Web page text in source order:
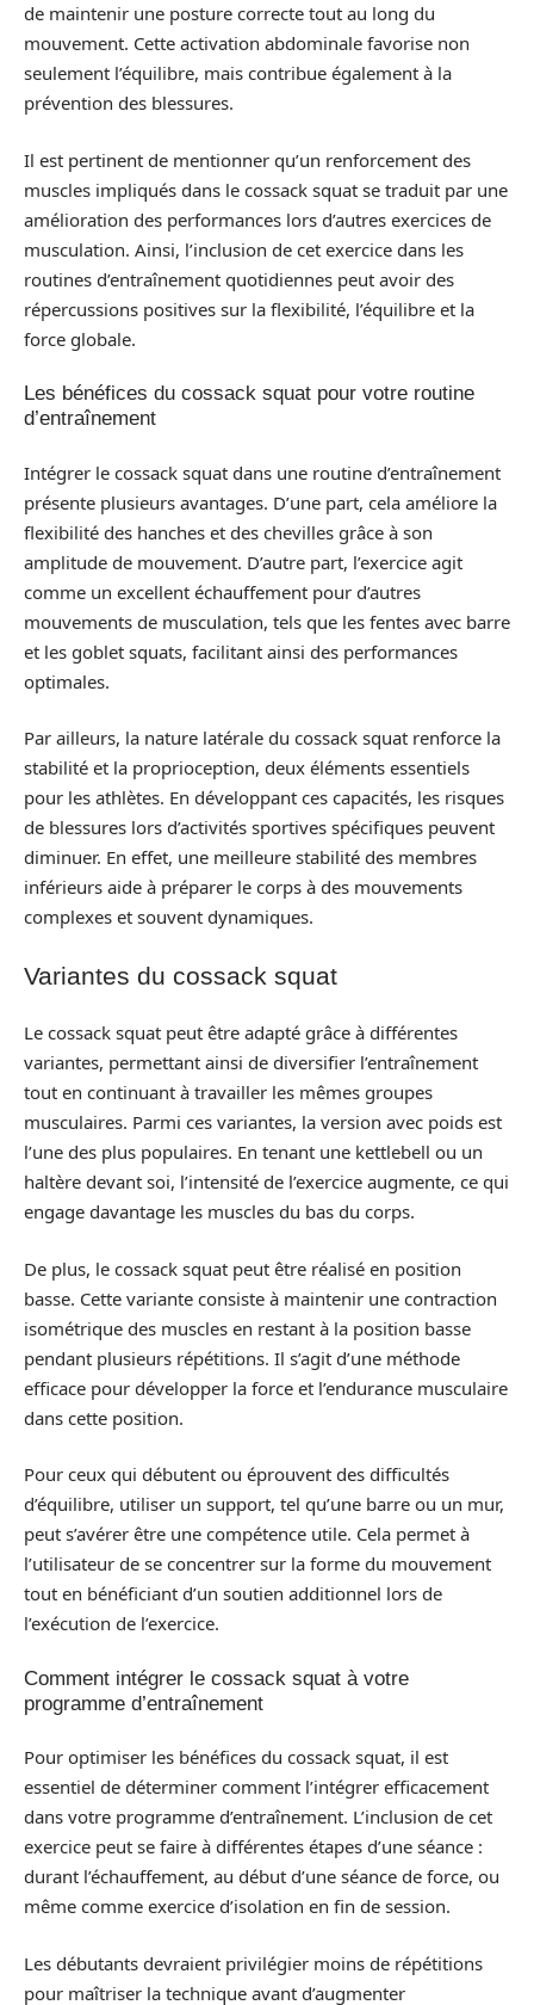
de maintenir une posture correcte tout au long du
mouvement. Cette activation abdominale favorise non
seulement l’équilibre, mais contribue également à la
prévention des blessures.
Il est pertinent de mentionner qu’un renforcement des
muscles impliqués dans le cossack squat se traduit par une
amélioration des performances lors d’autres exercices de
musculation. Ainsi, l’inclusion de cet exercice dans les
routines d’entraînement quotidiennes peut avoir des
répercussions positives sur la flexibilité, l’équilibre et la
force globale.
Les bénéfices du cossack squat pour votre routine
d’entraînement
Intégrer le cossack squat dans une routine d’entraînement
présente plusieurs avantages. D’une part, cela améliore la
flexibilité des hanches et des chevilles grâce à son
amplitude de mouvement. D’autre part, l’exercice agit
comme un excellent échauffement pour d’autres
mouvements de musculation, tels que les fentes avec barre
et les goblet squats, facilitant ainsi des performances
optimales.
Par ailleurs, la nature latérale du cossack squat renforce la
stabilité et la proprioception, deux éléments essentiels
pour les athlètes. En développant ces capacités, les risques
de blessures lors d’activités sportives spécifiques peuvent
diminuer. En effet, une meilleure stabilité des membres
inférieurs aide à préparer le corps à des mouvements
complexes et souvent dynamiques.
Variantes du cossack squat
Le cossack squat peut être adapté grâce à différentes
variantes, permettant ainsi de diversifier l’entraînement
tout en continuant à travailler les mêmes groupes
musculaires. Parmi ces variantes, la version avec poids est
l’une des plus populaires. En tenant une kettlebell ou un
haltère devant soi, l’intensité de l’exercice augmente, ce qui
engage davantage les muscles du bas du corps.
De plus, le cossack squat peut être réalisé en position
basse. Cette variante consiste à maintenir une contraction
isométrique des muscles en restant à la position basse
pendant plusieurs répétitions. Il s’agit d’une méthode
efficace pour développer la force et l’endurance musculaire
dans cette position.
Pour ceux qui débutent ou éprouvent des difficultés
d’équilibre, utiliser un support, tel qu’une barre ou un mur,
peut s’avérer être une compétence utile. Cela permet à
l’utilisateur de se concentrer sur la forme du mouvement
tout en bénéficiant d’un soutien additionnel lors de
l’exécution de l’exercice.
Comment intégrer le cossack squat à votre
programme d’entraînement
Pour optimiser les bénéfices du cossack squat, il est
essentiel de déterminer comment l’intégrer efficacement
dans votre programme d’entraînement. L’inclusion de cet
exercice peut se faire à différentes étapes d’une séance :
durant l’échauffement, au début d’une séance de force, ou
même comme exercice d’isolation en fin de session.
Les débutants devraient privilégier moins de répétitions
pour maîtriser la technique avant d’augmenter